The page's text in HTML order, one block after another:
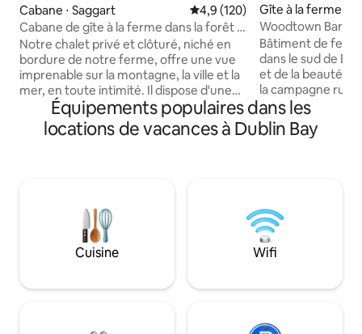
Cabane ⋅ Saggart Évaluation moyenne sur la
4,9 (120)
Cabane de gîte à la ferme dans la forêt –
Animaux et nature
Notre chalet privé et clôturé, niché en
bordure de notre ferme, offre une vue
imprenable sur la montagne, la ville et la
mer, en toute intimité. Il dispose d'une
douche chaude, d'une machine à café,
d'eau filtrée, d'une bouilloire, d'un
chauffage au gaz, d'une couverture
notre jacuzzi moyennant des frais
supplémentaires. N'hésitez pas à
interagir avec nos animaux de la ferme
(cheval, alpaga, moutons, chèvres) Un
seulement 350 m. Le logement n'est pas
Gîte à la ferme ⋅
Woodtown Barn
Farm, SuiteS
Bâtiment de
dans le sud de
et de la beauté
la campagne
commodité des
urbains et des
ville. À 20
Dublin/Wicklow
imprenable sur la
Howth et la mer
départ idéal pour
Idéal pour les
Équipements populaires dans les
locations de vacances à Dublin Bay
Cuisine Wifi